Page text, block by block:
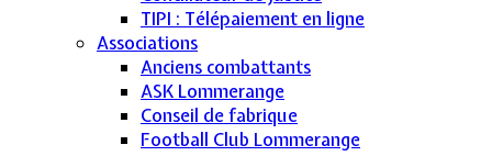
TIPI : Télépaiement en ligne
Associations
Anciens combattants
ASK Lommerange
Conseil de fabrique
Football Club Lommerange